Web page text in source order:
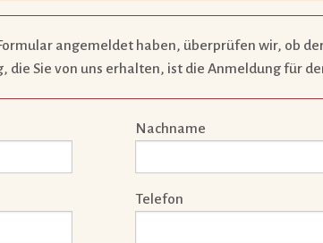
angemeldet haben, überprüfen wir, ob
Sie von uns erhalten, ist die Anmeldung für
Nachname
Telefon